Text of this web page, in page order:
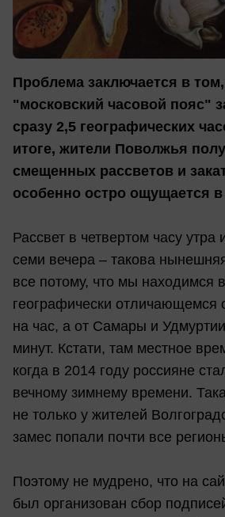
Проблема заключается в
"московский часовой пояс"
сразу 2,5 географических
итоге, жители Поволжья
смещенных рассветов и
особенно остро ощущается
Рассвет в четвертом часу утра
семи вечера – такова
все потому, что мы находимся
географически отличающемся
на час, а от Самары и
минут. Кстати, там местное
когда в 2014 году россияне
вечному зимнему времени.
не только у жителей
замес попали почти все
Поэтому не мудрено, что на
был организован сбор